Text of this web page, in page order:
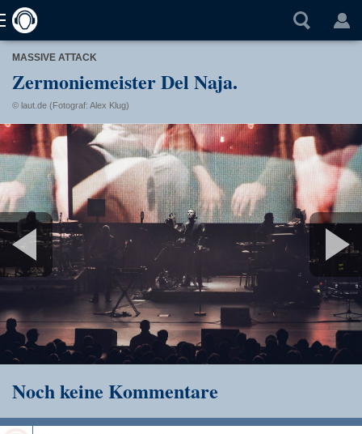
MASSIVE ATTACK
Zermoniemeister Del Naja.
© laut.de (Fotograf: Alex Klug)
Noch keine Kommentare